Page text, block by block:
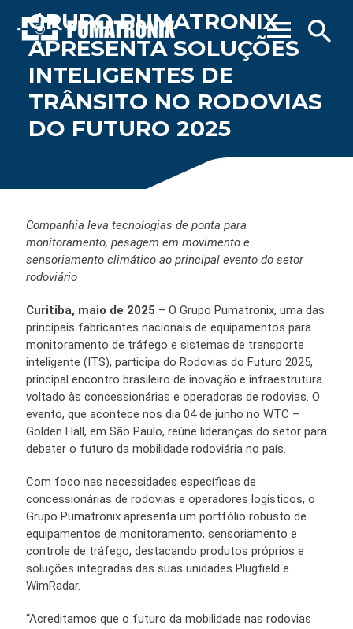
search
menu
GRUPO PUMATRONIX
APRESENTA SOLUÇÕES
INTELIGENTES DE
TRÂNSITO NO RODOVIAS
DO FUTURO 2025
Companhia leva tecnologias de ponta para
monitoramento, pesagem em movimento e
sensoriamento climático ao principal evento do setor
rodoviário
Curitiba, maio de 2025 – O Grupo Pumatronix, uma das
principais fabricantes nacionais de equipamentos para
monitoramento de tráfego e sistemas de transporte
inteligente (ITS), participa do Rodovias do Futuro 2025,
principal encontro brasileiro de inovação e infraestrutura
voltado às concessionárias e operadoras de rodovias. O
evento, que acontece nos dia 04 de junho no WTC –
Golden Hall, em São Paulo, reúne lideranças do setor para
debater o futuro da mobilidade rodoviária no país.
Com foco nas necessidades específicas de
concessionárias de rodovias e operadores logísticos, o
Grupo Pumatronix apresenta um portfólio robusto de
equipamentos de monitoramento, sensoriamento e
controle de tráfego, destacando produtos próprios e
soluções integradas das suas unidades Plugfield e
WimRadar.
“Acreditamos que o futuro da mobilidade nas rodovias